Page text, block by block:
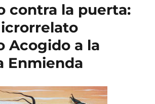
contra la puerta:
Acogido a la
Enmienda